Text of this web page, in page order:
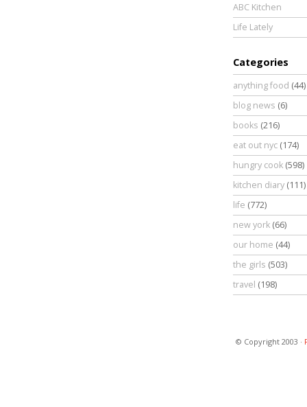
ABC Kitchen
Life Lately
Categories
anything food (44)
blog news (6)
books (216)
eat out nyc (174)
hungry cook (598)
kitchen diary (111)
life (772)
new york (66)
our home (44)
the girls (503)
travel (198)
© Copyright 2003 ·